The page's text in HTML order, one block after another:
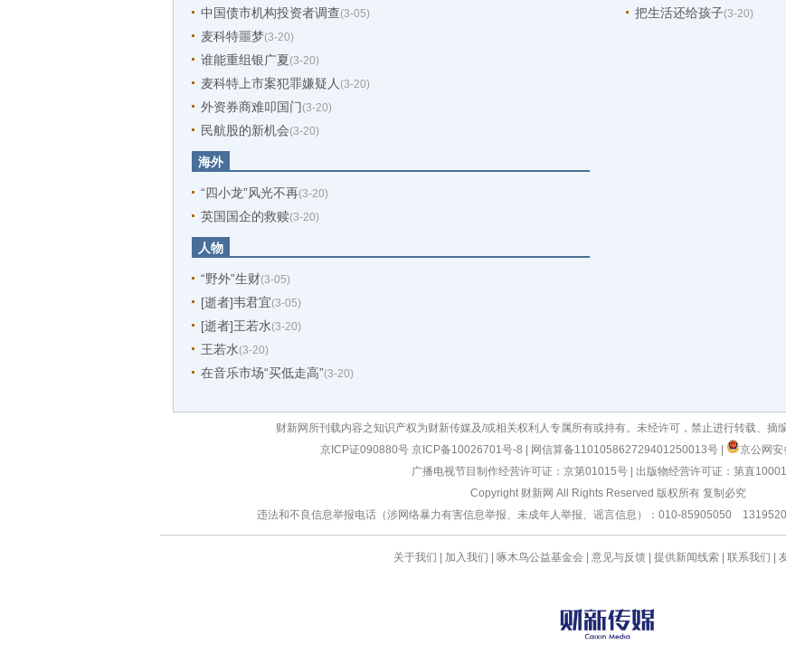
中国债市机构投资者调查(3-05)
麦科特噩梦(3-20)
谁能重组银广夏(3-20)
麦科特上市案犯罪嫌疑人 (3-20)
外资券商难叩国门(3-20)
民航股的新机会(3-20)
海外
“四小龙”风光不再(3-20)
英国国企的救赎(3-20)
人物
“野外”生财(3-05)
[逝者]韦君宜(3-05)
[逝者]王若水(3-20)
王若水(3-20)
在音乐市场“买低走高”(3-20)
把生活还给孩子(3-20)
财新网所刊载内容之知识产权为财新传媒及/或相关权利人专属所有或持有。未经许可，禁止进行转载、摘
京ICP证090880号 京ICP备10026701号-8 网信算备110105862729401250013号
京公网
广播电视节目制作经营许可证：京第01015号
出版物经营许可证：第直
Copyright 财新网 All Rights Reserved 版权所有 复制必究
违法和不良信息举报电话（涉网络暴力有害信息举报、未成年人举报、谣言信息）：010-85905050
关于我们 加入我们 啄木鸟公益基金会 意见与反馈 提供新闻线索 联系我们